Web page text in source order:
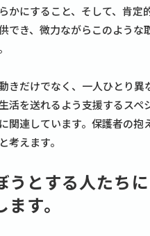
かにすること、そして、肯
でき、微力ながらこのよう
きだけでなく、一人ひとり
活を送れるよう支援するス
関連しています。保護者の
考えます。
うとする人たち
す。